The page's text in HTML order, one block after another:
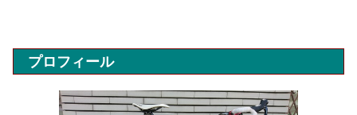
プロフィール